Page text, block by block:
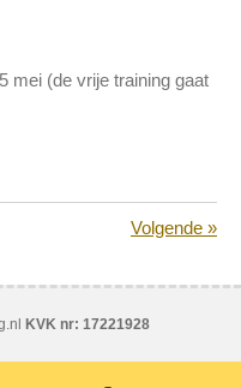
mei (de vrije training gaat
Volgende »
KVK nr: 17221928